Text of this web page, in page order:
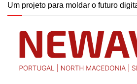
Um projeto para moldar o futuro